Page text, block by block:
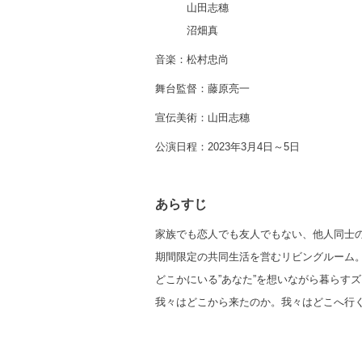
山田志穗
沼畑真
音楽：松村忠尚
舞台監督：藤原亮一
宣伝美術：山田志穗
公演日程：2023年3月4日～5日
あらすじ
家族でも恋人でも友人でもない、他人同士
期間限定の共同生活を営むリビングルーム。
どこかにいる”あなた”を想いながら暮らすズ
我々はどこから来たのか。我々はどこへ行